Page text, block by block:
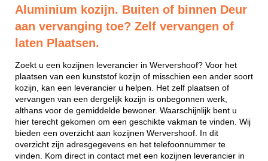
Aluminium kozijn. Buiten of binnen Deur
aan vervanging toe? Zelf vervangen of
laten Plaatsen.
Zoekt u een kozijnen leverancier in Wervershoof? Voor het
plaatsen van een kunststof kozijn of misschien een ander soort
kozijn, kan een leverancier u helpen. Het zelf plaatsen of
vervangen van een dergelijk kozijn is onbegonnen werk,
althans voor de gemiddelde bewoner. Waarschijnlijk bent u
hier terecht gekomen om een geschikte vakman te vinden. Wij
bieden een overzicht aan kozijnen Wervershoof. In dit
overzicht zijn adresgegevens en het telefoonnummer te
vinden. Kom direct in contact met een kozijnen leverancier in